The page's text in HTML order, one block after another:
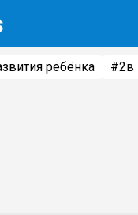
ребёнка #2в